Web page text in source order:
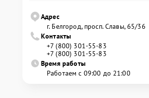
Адрес
г. Белгород, просп. Славы, 65/36
Контакты
+7 (800) 301-55-83
+7 (800) 301-55-83
Время работы
Работаем с 09:00 до 21:00